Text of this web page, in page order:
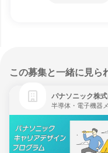
この募集と一緒に見ら
パナソニック株
半導体・電子機器